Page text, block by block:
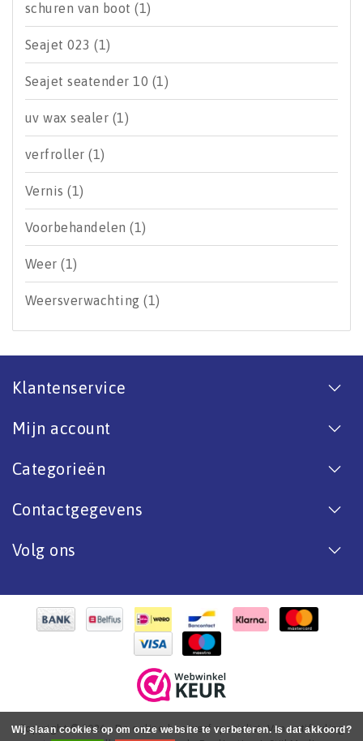
schuren van boot(1)
Seajet 023(1)
Seajet seatender 10 (1)
uv wax sealer (1)
verfroller(1)
Vernis(1)
Voorbehandelen(1)
Weer(1)
Weersverwachting(1)
Klantenservice
Mijn account
Categorieën
Contactgegevens
Volg ons
Copyright © 2026 - De online bootverf specialist. Van antifouling
Wij slaan cookies op om onze website te verbeteren. Is dat akkoord?